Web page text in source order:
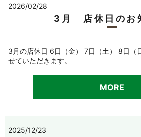
2026/02/28
3月 店休日のお
3月の店休日 6日（金） 7日（土） 8日（
せていただきます。
MORE
2025/12/23